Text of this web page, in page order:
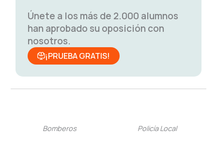
Únete a los más de 2.000 alumnos
han aprobado su oposición con
nosotros.
¡PRUEBA GRATIS!
Bomberos Policía Local